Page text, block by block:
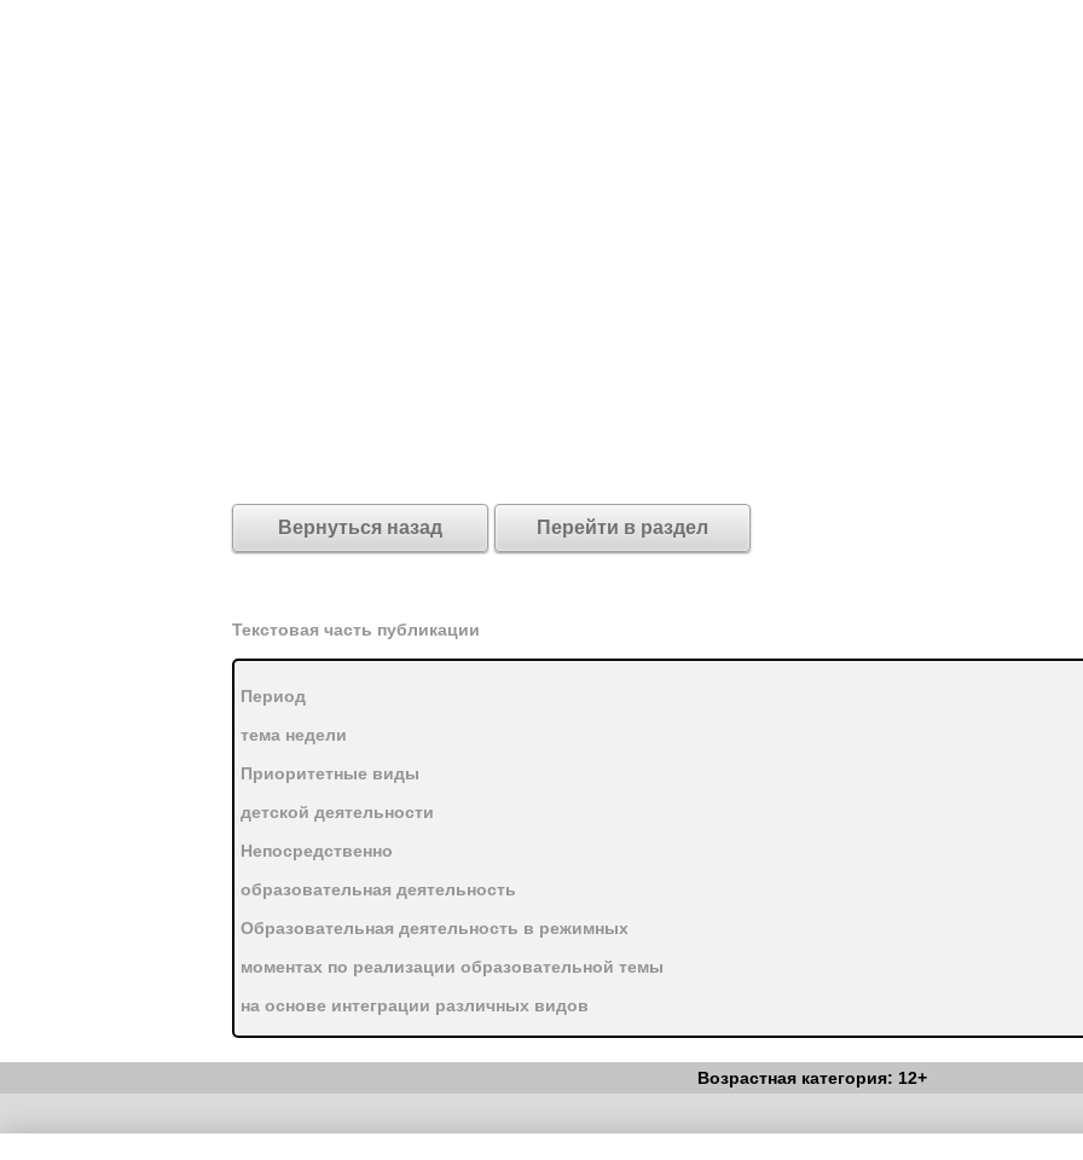
Вернуться назад Перейти в раздел
Текстовая часть публикации
Период
тема недели
Приоритетные виды
детской деятельности
Непосредственно
образовательная деятельность
Образовательная деятельность в режимных
моментах по реализации образовательной темы
на основе интеграции различных видов
деятельности
Возрастная категория: 12+
Copyright (c) |Вестник Педагога|Об издании|Условия|Политика